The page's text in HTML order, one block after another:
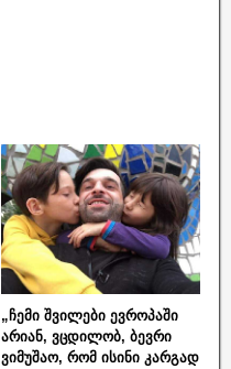
„ჩემი შვილები ევროპაში
არიან, ვცდილობ, ბევრი
ვიმუშაო, რომ ისინი კარგად